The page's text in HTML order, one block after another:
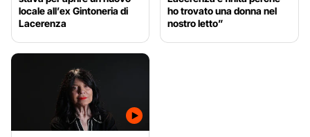
locale all’ex Gintoneria di
Lacerenza
ho trovato una donna nel
nostro letto”